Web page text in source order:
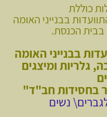
כוללת
בבנייני האומה
בבית הכנסת.
בבנייני האומה
גלריות ומיצגים
בחסידות חב"ד"
נשים